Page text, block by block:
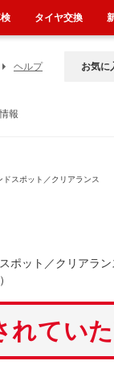
報
ヘルプ お気に
スポット／クリアランス
ット／クリアラ
れてい
タイヤ交換